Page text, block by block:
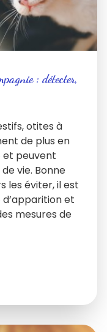
: détecter,
otites à
de plus en
et peuvent
vie. Bonne
les éviter, il est
et
mesures de